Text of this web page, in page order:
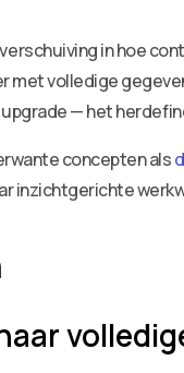
in hoe
met volledige
— het
concepten als
inzichtgerichte